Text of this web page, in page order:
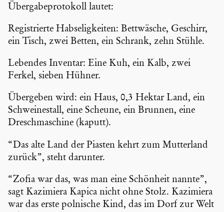
Überga­be­pro­to­koll lautet:
Regis­trierte Habse­lig­keiten: Bettwä­sche, Geschirr,
ein Tisch, zwei Betten, ein Schrank, zehn Stühle.
Lebendes Inventar: Eine Kuh, ein Kalb, zwei
Ferkel, sieben Hühner.
Übergeben wird: ein Haus, 0,3 Hektar Land, ein
Schwei­ne­stall, eine Scheune, ein Brunnen, eine
Dresch­ma­schine (kaputt).
“Das alte Land der Piasten kehrt zum Mutter­land
zurück”, steht darunter.
“Zofia war das, was man eine Schönheit nannte”,
sagt Kazimiera Kapica nicht ohne Stolz. Kazimiera
war das erste polnische Kind, das im Dorf zur Welt